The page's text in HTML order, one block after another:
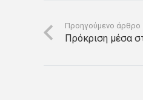
Προηγούμενο άρθρο
Πρόκριση μέσα